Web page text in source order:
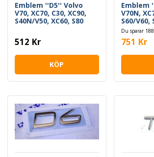
Emblem ''D5'' Volvo
V70, XC70, C30, XC90,
S40N/V50, XC60, S80
512 Kr
KÖP
Emblem
V70N,
S60/V60,
Du sparar
751 Kr